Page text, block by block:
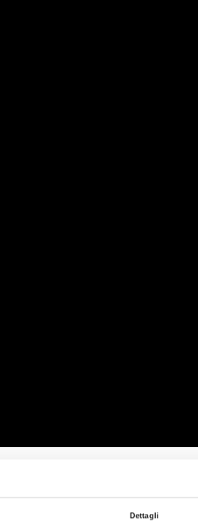
Dettagli